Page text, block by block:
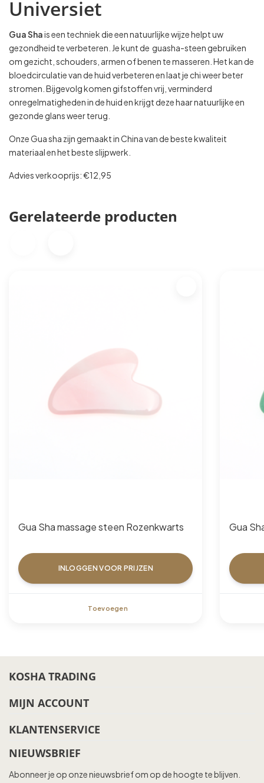
Universiet
Gua Shais een techniek die een natuurlijke wijze helpt uw
gezondheid te verbeteren. Je kunt de guasha-steen gebruiken
om gezicht, schouders, armen of benen te masseren. Het kan de
bloedcirculatie van de huid verbeteren en laat je chi weer beter
stromen. Bijgevolg komen gifstoffen vrij, verminderd
onregelmatigheden in de huid en krijgt deze haar natuurlijke en
gezonde glans weer terug.
Onze Gua sha zijn gemaakt in China van de beste kwaliteit
materiaal en het beste slijpwerk.
Advies verkooprijs: €12,95
Gerelateerde producten
Gua Sha massage steen Rozenkwarts
INLOGGEN VOOR PRIJZEN
Toevoegen
Gua
KOSHA TRADING
MIJN ACCOUNT
KLANTENSERVICE
NIEUWSBRIEF
Abonneer je op onze nieuwsbrief om op de hoogte te blijven.